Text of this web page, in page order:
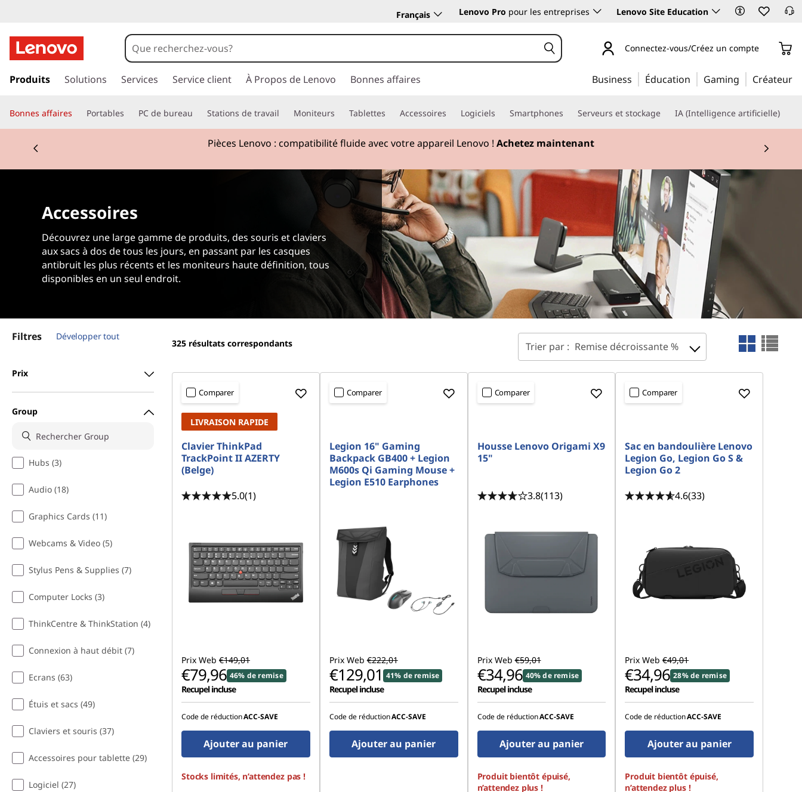
o
m
p
u
e
s
n
h
Français Lenovo Pro pour les entreprises Lenovo Site Education
a
e
r
c
c
p
Connectez-vous/Créez un compte
Produits Solutions Services Service client À Propos de Lenovo Bonnes affaires Business Éducation Gaming Créateur
Bonnes affaires Portables PC de bureau Stations de travail Moniteurs Tablettes Accessoires Logiciels Smartphones Serveurs et stockage IA (Intelligence artificielle)
Pièces Lenovo : compatibilité fluide avec votre appareil Lenovo ! Achetez maintenant
Accessoires
Découvrez une large gamme de produits, des souris et claviers
aux sacs à dos de tous les jours, en passant par les casques
antibruit les plus récents et les moniteurs haute définition, tous
disponibles en un seul endroit.
Filtres Développer tout
Prix
Group
Hubs (3)
Audio (18)
Graphics Cards (11)
Webcams & Video (5)
Stylus Pens & Supplies (7)
Computer Locks (3)
ThinkCentre & ThinkStation (4)
Connexion à haut débit (7)
Ecrans (63)
Étuis et sacs (49)
Claviers et souris (37)
Accessoires pour tablette (29)
Logiciel (27)
325 résultats correspondants Trier par : Remise décroissante %
Comparer
LIVRAISON RAPIDE
Clavier ThinkPad
TrackPoint II AZERTY
(Belge)
5.0(1)
Prix Web €149,01
€79,96 46% de remise
Recupel incluse
Code de réductionACC‑SAVE
Ajouter au panier
Stocks limités, n’attendez pas !
Comparer
Legion 16" Gaming
Backpack GB400 + Legion
M600s Qi Gaming Mouse +
Legion E510 Earphones
Prix Web €222,01
€129,01 41% de remise
Recupel incluse
Code de réductionACC‑SAVE
Ajouter au panier
Comparer
Housse Lenovo Origami X9
15"
3.8(113)
Prix Web €59,01
€34,96 40% de remise
Recupel incluse
Code de réductionACC‑SAVE
Ajouter au panier
Produit bientôt épuisé,
n’attendez plus !
Comparer
Sac en bandoulière Lenovo
Legion Go, Legion Go S &
Legion Go 2
4.6(33)
Prix Web €49,01
€34,96 28% de remise
Recupel incluse
Code de réductionACC‑SAVE
Ajouter au panier
Produit bientôt épuisé,
n’attendez plus !